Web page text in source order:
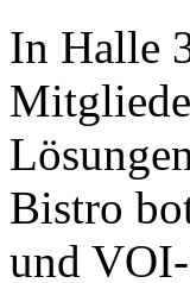
In Halle
Bistro
und